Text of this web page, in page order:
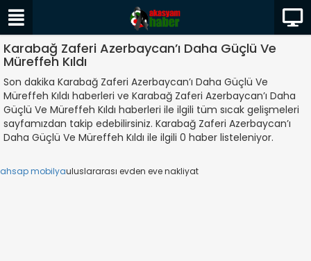
Karabağ Zaferi Azerbaycan’ı Daha Güçlü Ve
Müreffeh Kıldı
Son dakika Karabağ Zaferi Azerbaycan’ı Daha Güçlü Ve
Müreffeh Kıldı haberleri ve Karabağ Zaferi Azerbaycan’ı Daha
Güçlü Ve Müreffeh Kıldı haberleri ile ilgili tüm sıcak gelişmeleri
sayfamızdan takip edebilirsiniz. Karabağ Zaferi Azerbaycan’ı
Daha Güçlü Ve Müreffeh Kıldı ile ilgili 0 haber listeleniyor.
ahsap mobilyauluslararası evden eve nakliyat